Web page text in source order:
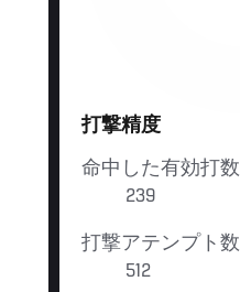
打撃精度
命中した有効打数
239
打撃アテンプト数
512